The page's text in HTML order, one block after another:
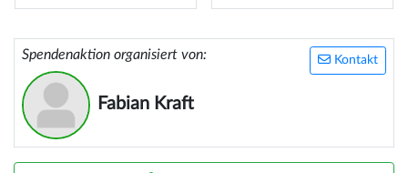
Kontakt
Spendenaktion organisiert von:
Fabian Kraft